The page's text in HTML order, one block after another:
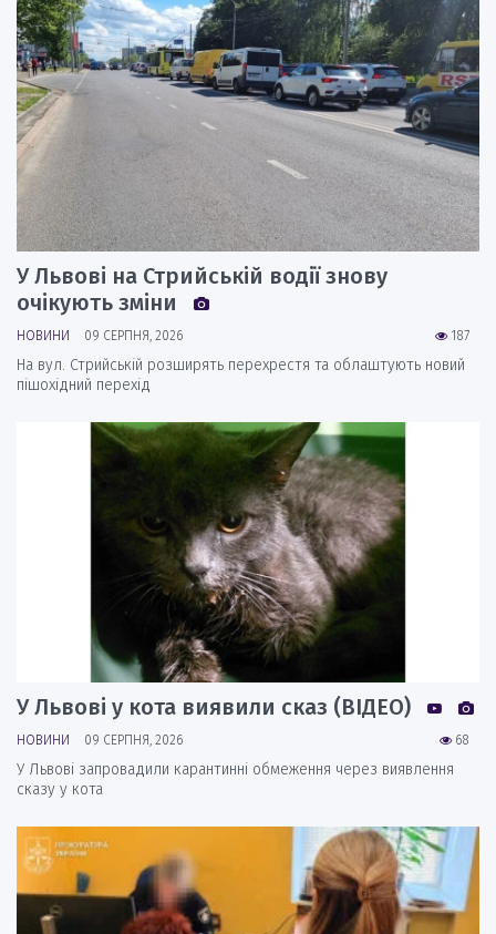
У Львові на Стрийській водії знову
очікують зміни
187
НОВИНИ 09 СЕРПНЯ, 2026
На вул. Стрийській розширять перехрестя та облаштують новий
пішохідний перехід
У Львові у кота виявили сказ (ВІДЕО)
68
НОВИНИ 09 СЕРПНЯ, 2026
У Львові запровадили карантинні обмеження через виявлення
сказу у кота